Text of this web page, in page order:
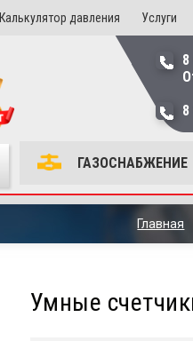
Калькулятор давления Услуги
ГАЗОСНАБЖЕНИЕ
Главная
Умные